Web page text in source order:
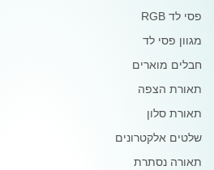
פסי לד RGB
מגוון פסי לד
חבלים מוארים
תאורת הצפה
תאורת סלון
שלטים אלקטרונים
תאורה נסתרת